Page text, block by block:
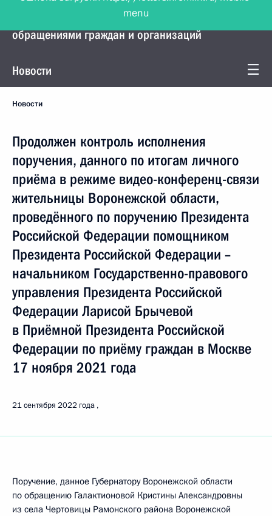
Управление Президента по работе с
обращениями граждан и организаций
Новости
Новости
Продолжен контроль исполнения
поручения, данного по итогам личного
приёма в режиме видео-конференц-связи
жительницы Воронежской области,
проведённого по поручению Президента
Российской Федерации помощником
Президента Российской Федерации –
начальником Государственно-правового
управления Президента Российской
Федерации Ларисой Брычевой
в Приёмной Президента Российской
Федерации по приёму граждан в Москве
17 ноября 2021 года
21 сентября 2022 года
Поручение, данное Губернатору Воронежской области
по обращению Галактионовой Кристины Александровны
из села Чертовицы Рамонского района Воронежской
menu